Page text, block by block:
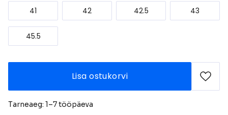
41 42 42.5 43
45.5
Lisa ostukorvi
Tarneaeg: 1–7 tööpäeva